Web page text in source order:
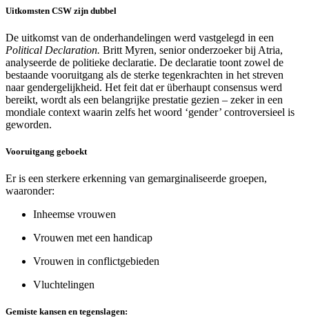
Uitkomsten CSW zijn dubbel
De uitkomst van de onderhandelingen werd vastgelegd in een
Political Declaration. Britt Myren, senior onderzoeker bij Atria,
analyseerde de politieke declaratie. De declaratie toont zowel de
bestaande vooruitgang als de sterke tegenkrachten in het streven
naar gendergelijkheid. Het feit dat er überhaupt consensus werd
bereikt, wordt als een belangrijke prestatie gezien – zeker in een
mondiale context waarin zelfs het woord ‘gender’ controversieel is
geworden.
Vooruitgang geboekt
Er is een sterkere erkenning van gemarginaliseerde groepen,
waaronder:
Inheemse vrouwen
Vrouwen met een handicap
Vrouwen in conflictgebieden
Vluchtelingen
Gemiste kansen en tegenslagen: